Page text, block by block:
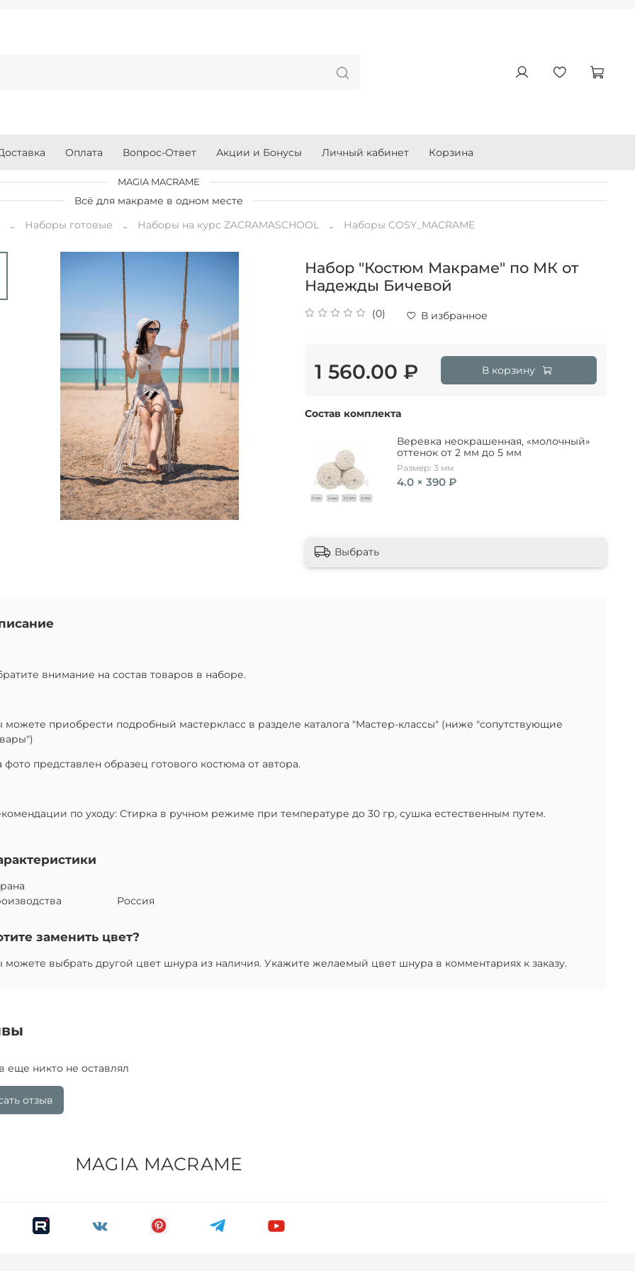
Оплата Вопрос-Ответ Акции и Бонусы Личный кабинет Корзина
MAGIA MACRAME
Всё для макраме в одном месте
Наборы готовые Наборы на курс ZACRAMASCHOOL Наборы COSY_MACRAME
Набор "Костюм Макраме" по МК от
Надежды Бичевой
(0) В избранное
1 560.00 ₽ В корзину
Состав комплекта
Веревка неокрашенная, «молочный»
оттенок от 2 мм до 5 мм
Размер: 3 мм
4.0 × 390 ₽
Выбрать
внимание на состав товаров в наборе.
можете приобрести подробный мастеркласс в разделе каталога "Мастер-классы" (ниже "сопутствующие
фото представлен образец готового костюма от автора.
по уходу: Стирка в ручном режиме при температуре до 30 гр, сушка естественным путем.
Россия
заменить цвет?
можете выбрать другой цвет шнура из наличия. Укажите желаемый цвет шнура в комментариях к заказу.
еще никто не оставлял
отзыв
MAGIA MACRAME